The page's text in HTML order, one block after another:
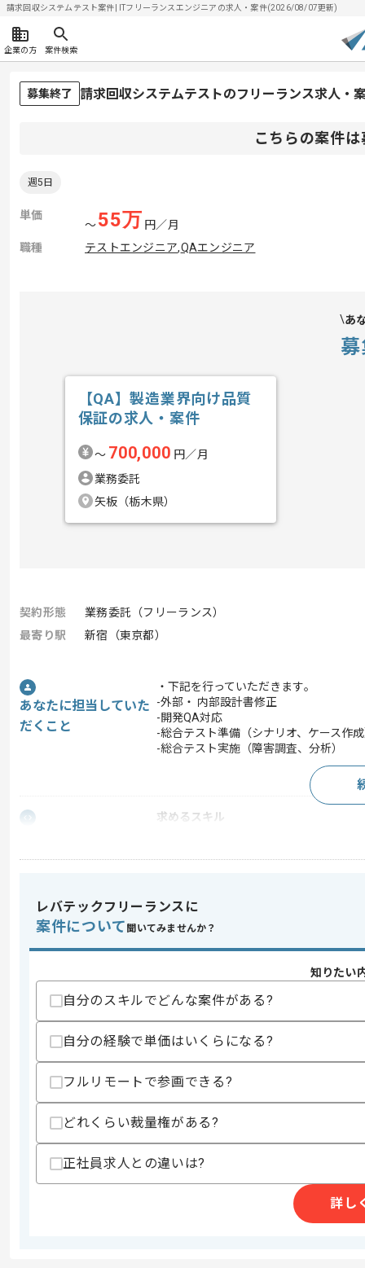
請求回収システムテスト案件| ITフリーランスエンジニアの求人・案件(2026/08/07更新)
企業の方 案件検索
募集終了 請求回収システムテストのフリーランス求人・
こちらの案件
週5日
単価
〜55万 円／月
職種
テストエンジニア,QAエンジニア
あ
【QA】製造業界向け品質
保証の求人・案件
〜 700,000 円／月
業務委託
矢板（栃木県）
契約形態
業務委託（フリーランス）
最寄り駅
新宿（東京都）
あなたに担当していた
だくこと
・下記を行っていただきます｡
-外部・ 内部設計書修正
-開発QA対応
-総合テスト準備（シナリオ、ケース作
-総合テスト実施（障害調査、分析）
求めるスキル
・業界経験4年以上
歓迎スキル
・Java開発経験
スキルに不安がある方へ
精算・お支払い
精算条件
レバテックフリーランスに
案件について 聞いてみませんか？
知りたい
自分のスキルでどんな案件がある?
自分の経験で単価はいくらになる?
フルリモートで参画できる?
どれくらい裁量権がある?
正社員求人との違いは?
詳し